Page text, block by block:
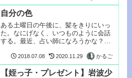
自分の色
ある土曜日の午後に、髪をきりにいっ
た。なにげなく、いつものように会話
する。最近、占い師になろうかな？と
2018.07.08 2020.11.29 かるご
【姪っ子・プレゼント】岩波少